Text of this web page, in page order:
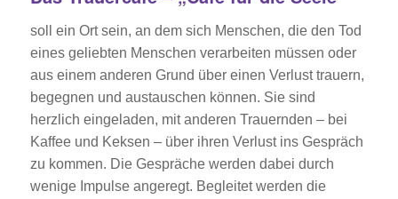
soll ein Ort sein, an dem sich Menschen, die den Tod
eines geliebten Menschen verarbeiten müssen oder
aus einem anderen Grund über einen Verlust trauern,
begegnen und austauschen können. Sie sind
herzlich eingeladen, mit anderen Trauernden – bei
Kaffee und Keksen – über ihren Verlust ins Gespräch
zu kommen. Die Gespräche werden dabei durch
wenige Impulse angeregt. Begleitet werden die